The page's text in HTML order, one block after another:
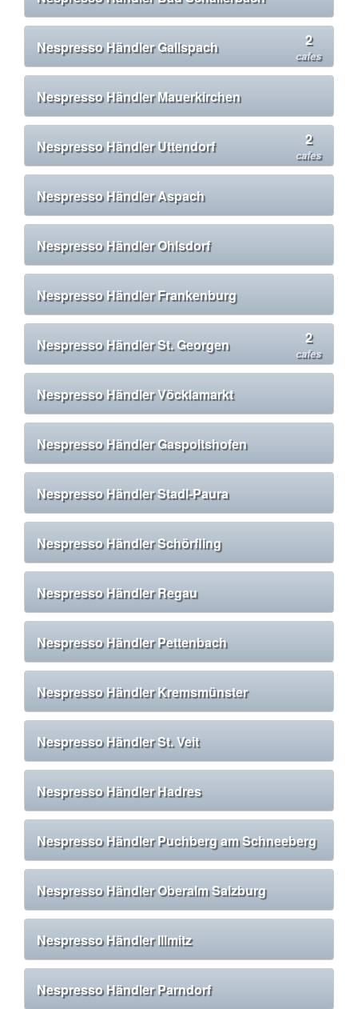
Nespresso Händler Gallspach 2
cafes
Nespresso Händler Mauerkirchen
Nespresso Händler Uttendorf 2
cafes
Nespresso Händler Aspach
Nespresso Händler Ohlsdorf
Nespresso Händler Frankenburg
Nespresso Händler St. Georgen 2
cafes
Nespresso Händler Vöcklamarkt
Nespresso Händler Gaspoltshofen
Nespresso Händler Stadl-Paura
Nespresso Händler Schörfling
Nespresso Händler Regau
Nespresso Händler Pettenbach
Nespresso Händler Kremsmünster
Nespresso Händler St. Veit
Nespresso Händler Hadres
Nespresso Händler Puchberg am Schneeberg
Nespresso Händler Oberalm Salzburg
Nespresso Händler Illmitz
Nespresso Händler Parndorf